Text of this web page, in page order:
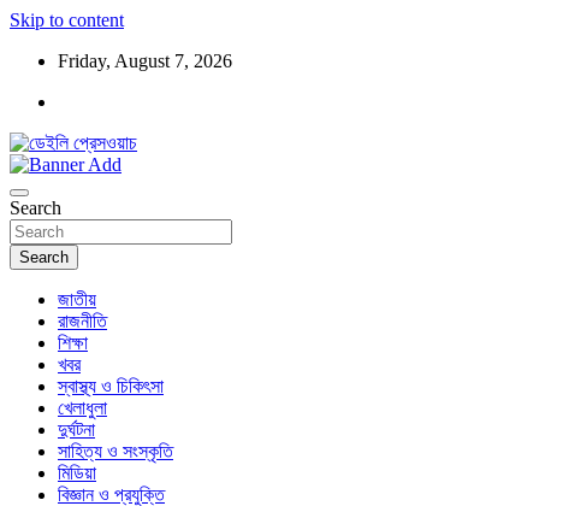
Skip to content
Friday, August 7, 2026
ডেইলি প্রেসওয়াচ
Search
Search
জাতীয়
রাজনীতি
শিক্ষা
খবর
স্বাস্থ্য ও চিকিৎসা
খেলাধুলা
দুর্ঘটনা
সাহিত্য ও সংস্কৃতি
মিডিয়া
বিজ্ঞান ও প্রযুক্তি